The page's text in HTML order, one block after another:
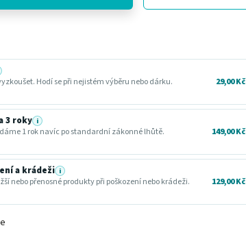
Hodí se při nejistém výběru nebo dárku.
29,00 Kč
3 roky i
1 rok navíc po standardní zákonné lhůtě.
149,00 Kč
a krádeži i
nebo přenosné produkty při poškození nebo krádeži.
129,00 Kč